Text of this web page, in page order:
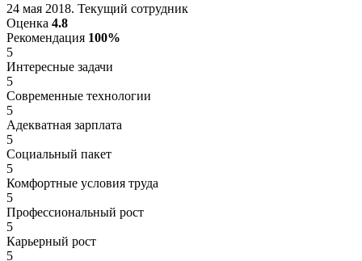
24 мая 2018. Текущий сотрудник
Оценка 4.8
Рекомендация 100%
5
Интересные задачи
5
Современные технологии
5
Адекватная зарплата
5
Социальный пакет
5
Комфортные условия труда
5
Профессиональный рост
5
Карьерный рост
5